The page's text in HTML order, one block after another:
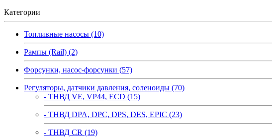
Категории
Топливные насосы (10)
Рампы (Rail) (2)
Форсунки, насос-форсунки (57)
Регуляторы, датчики давления, соленоиды (70)
- ТНВД VE, VP44, ECD (15)
- ТНВД DPA, DPC, DPS, DES, EPIC (23)
- ТНВД CR (19)